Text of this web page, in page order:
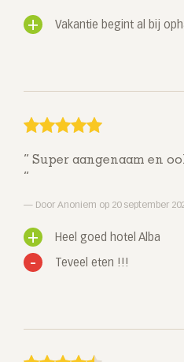
Vakantie begint al bij
Super aangenaam en
Door Anoniem op 20 september
Heel goed hotel Alba
Teveel eten !!!